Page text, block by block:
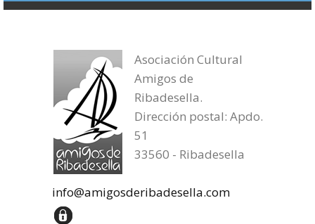
Asociación Cultural
Amigos de
Ribadesella.
Dirección postal: Apdo.
51
33560 - Ribadesella
info@amigosderibadesella.com